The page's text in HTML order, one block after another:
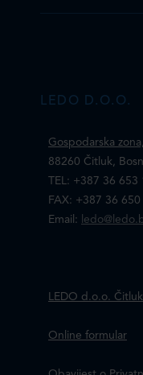
LEDO D.O.O.
Gospodarska
88260 Čitluk,
TEL: +387 36 653
FAX: +387 36 650
Email:
LEDO d.o.o. Čitluk
Online formular